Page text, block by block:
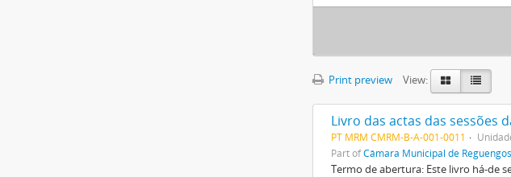
Print preview View:
Livro das actas das sessões
PT MRM CMRM-B-A-001-0011
Part ofCâmara Municipal de
Termo de abertura: Este livro há-de